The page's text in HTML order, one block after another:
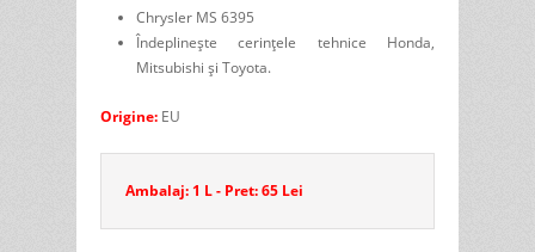
Chrysler MS 6395
Îndeplinește cerințele tehnice Honda,
Mitsubishi și Toyota.
Origine: EU
Ambalaj: 1 L - Pret: 65 Lei